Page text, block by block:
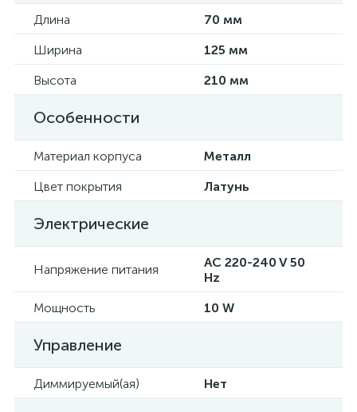
Длина
70 мм
Ширина
125 мм
Высота
210 мм
Особенности
Материал корпуса
Металл
Цвет покрытия
Латунь
Электрические
Напряжение питания
AC 220-240 V 50
Hz
Мощность
10 W
Управление
Диммируемый(ая) Нет